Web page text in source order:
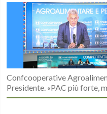
Confcooperative
Presidente. «PAC più forte,